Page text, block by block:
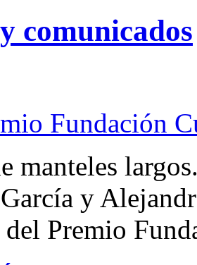
comunicados
Fundación
manteles
y
del Premio